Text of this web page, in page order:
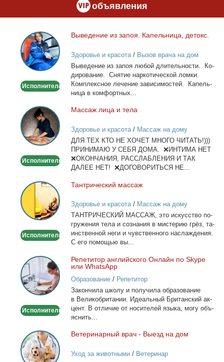
объявления
Выведение
из
запоя.
Капельница,
Исполнитель
Вы­ве­де­ние из за­поя. Ка­пель­ни­ца, де­токс.
Здоровье и красота/ Вызов врача на дом
Вы­ве­де­ние из за­поя лю­бой дли­тель­но­сти. Ко­
ди­ро­ва­ние. Сня­тие нар­ко­ти­че­ской лом­ки.
Ком­плекс­ное ле­че­ние за­ви­си­мо­стей. Ка­пель­
ни­ца в ком­форт­ных...
Массаж
лица
и
тела
Исполнитель
Мас­саж ли­ца и те­ла
Здоровье и красота/ Массаж на дому
ДЛЯ ТЕХ КТО НЕ ХОЧЕТ МНОГО ЧИТАТЬ!)))
ПРИНИМАЮ У СЕБЯ ДОМА. ❌ИНТИМА НЕТ
❌ОКОНЧАНИЯ, РАССЛАБЛЕНИЯ И ТАК
ДАЛЕЕ НЕТ! ❌ДОГОВОРИТЬСЯ НЕ...
Тантрический
массаж
Исполнитель
Тан­три­че­ский мас­саж
Здоровье и красота/ Массаж на дому
ТАНТРИЧЕСКИЙ МАССАЖ, это ис­кус­ство по­
гру­же­ния те­ла и со­зна­ния в ми­сте­рию грёз, та­
ин­ствен­ной неги и чув­ствен­но­го на­сла­жде­ния.
С его по­мо­щью вы...
Репетитор
английского
Онлайн
по
или
Исполнитель
Ре­пе­ти­тор ан­глий­ско­го Он­лайн по Skype
или WhatsApp
Образование/ Репетитор
За­кон­чи­ла шко­лу и по­лу­чи­ла об­ра­зо­ва­ние
в Ве­ли­ко­бри­та­нии. Иде­аль­ный Бри­тан­ский ак­
цент. В от­ли­чие от но­си­те­лей язы­ка, мо­гу объ­
яс­нить...
Ветеринарный
врач
-
Ве­те­ри­нар­ный врач - Вы­езд на дом
Уход за животными/ Ветеринар